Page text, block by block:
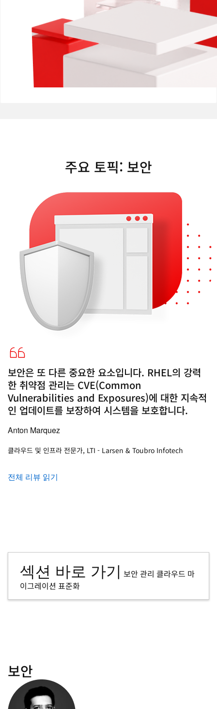
주요 토픽: 보안
보안은 또 다른 중요한 요소입니다. RHEL의 강력
한 취약점 관리는 CVE(Common
Vulnerabilities and Exposures)에 대한 지속적
인 업데이트를 보장하여 시스템을 보호합니다.
Anton Marquez
클라우드 및 인프라 전문가, LTI - Larsen & Toubro Infotech
전체 리뷰 읽기
섹션 바로 가기 보안관리 클라우드 마
이그레이션 표준화
보안